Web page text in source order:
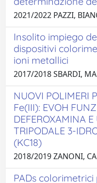
2021/2022 PAZZI,
Insolito impiego
dispositivi
ioni metallici
2017/2018 SBARDI,
NUOVI POLIMERI
Fe(III): EVOH
DEFEROXAMINA
TRIPODALE 3-
(KC18)
2018/2019 ZANONI,
PADs